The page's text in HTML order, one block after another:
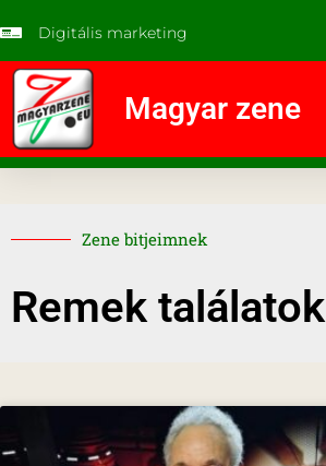
Digitális marketing
Magyar zene
Zene bitjeimnek
Remek találatok